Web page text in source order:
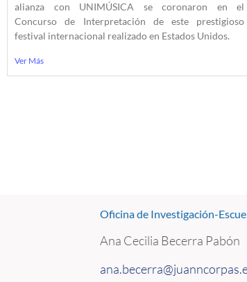
alianza con UNIMÚSICA se coronaron en el
Concurso de Interpretación de este prestigioso
festival internacional realizado en Estados Unidos.
Ver Más
Oficina de Investigación-
Ana Cecilia Becerra Pabón